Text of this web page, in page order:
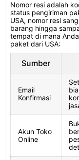
Nomor resi adalah
status pengiriman
USA, nomor resi
barang hingga
tempat di mana
paket dari USA:
Sumber
Email
Konfirmasi
Akun Toko
Online